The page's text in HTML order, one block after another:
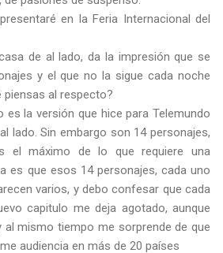
en la Feria Internacional del
de al lado, da la impresión que se
y el que no la sigue cada noche
piensas al respecto?
es la versión que hice para Telemundo
lado. Sin embargo son 14 personajes,
el máximo de lo que requiere una
es que esos 14 personajes, cada uno
varios, y debo confesar que cada
capitulo me deja agotado, aunque
mismo tiempo me sorprende de que
audiencia en más de 20 países